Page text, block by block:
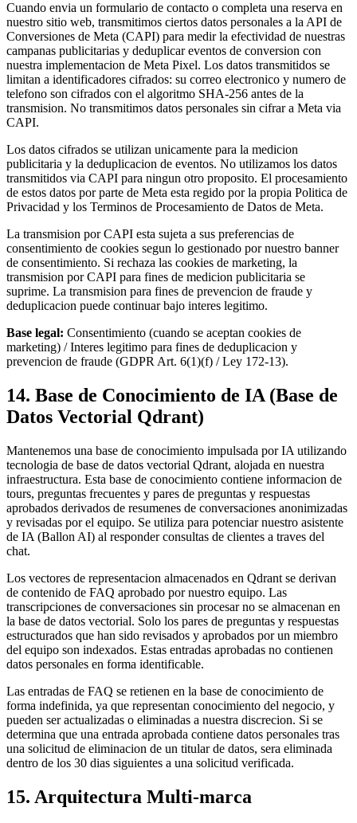
Cuando envia un formulario de contacto o completa una reserva en
nuestro sitio web, transmitimos ciertos datos personales a la API de
Conversiones de Meta (CAPI) para medir la efectividad de nuestras
campanas publicitarias y deduplicar eventos de conversion con
nuestra implementacion de Meta Pixel. Los datos transmitidos se
limitan a identificadores cifrados: su correo electronico y numero de
telefono son cifrados con el algoritmo SHA-256 antes de la
transmision. No transmitimos datos personales sin cifrar a Meta via
CAPI.
Los datos cifrados se utilizan unicamente para la medicion
publicitaria y la deduplicacion de eventos. No utilizamos los datos
transmitidos via CAPI para ningun otro proposito. El procesamiento
de estos datos por parte de Meta esta regido por la propia Politica de
Privacidad y los Terminos de Procesamiento de Datos de Meta.
La transmision por CAPI esta sujeta a sus preferencias de
consentimiento de cookies segun lo gestionado por nuestro banner
de consentimiento. Si rechaza las cookies de marketing, la
transmision por CAPI para fines de medicion publicitaria se
suprime. La transmision para fines de prevencion de fraude y
deduplicacion puede continuar bajo interes legitimo.
Base legal: Consentimiento (cuando se aceptan cookies de
marketing) / Interes legitimo para fines de deduplicacion y
prevencion de fraude (GDPR Art. 6(1)(f) / Ley 172-13).
14. Base de Conocimiento de IA (Base de
Datos Vectorial Qdrant)
Mantenemos una base de conocimiento impulsada por IA utilizando
tecnologia de base de datos vectorial Qdrant, alojada en nuestra
infraestructura. Esta base de conocimiento contiene informacion de
tours, preguntas frecuentes y pares de preguntas y respuestas
aprobados derivados de resumenes de conversaciones anonimizadas
y revisadas por el equipo. Se utiliza para potenciar nuestro asistente
de IA (Ballon AI) al responder consultas de clientes a traves del
chat.
Los vectores de representacion almacenados en Qdrant se derivan
de contenido de FAQ aprobado por nuestro equipo. Las
transcripciones de conversaciones sin procesar no se almacenan en
la base de datos vectorial. Solo los pares de preguntas y respuestas
estructurados que han sido revisados y aprobados por un miembro
del equipo son indexados. Estas entradas aprobadas no contienen
datos personales en forma identificable.
Las entradas de FAQ se retienen en la base de conocimiento de
forma indefinida, ya que representan conocimiento del negocio, y
pueden ser actualizadas o eliminadas a nuestra discrecion. Si se
determina que una entrada aprobada contiene datos personales tras
una solicitud de eliminacion de un titular de datos, sera eliminada
dentro de los 30 dias siguientes a una solicitud verificada.
15. Arquitectura Multi-marca